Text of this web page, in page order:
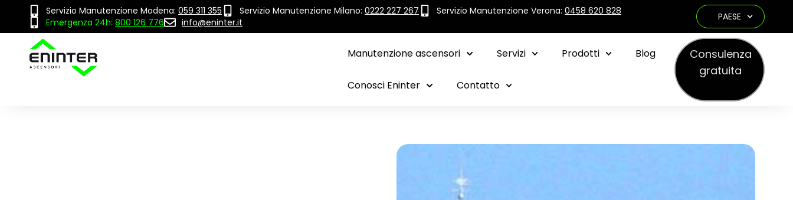
Servizio Manutenzione Modena: 059 311 355 Servizio Manutenzione Milano: 0222 227 267 Servizio Manutenzione Verona: 0458 620 828
Emergenza 24h: 800 126 776 info@eninter.it PAESE
Manutenzione ascensori Servizi Prodotti Blog
Conosci Eninter Contatto
Consulenza
gratuita